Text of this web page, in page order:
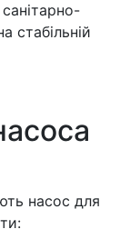
стабільній
насос для